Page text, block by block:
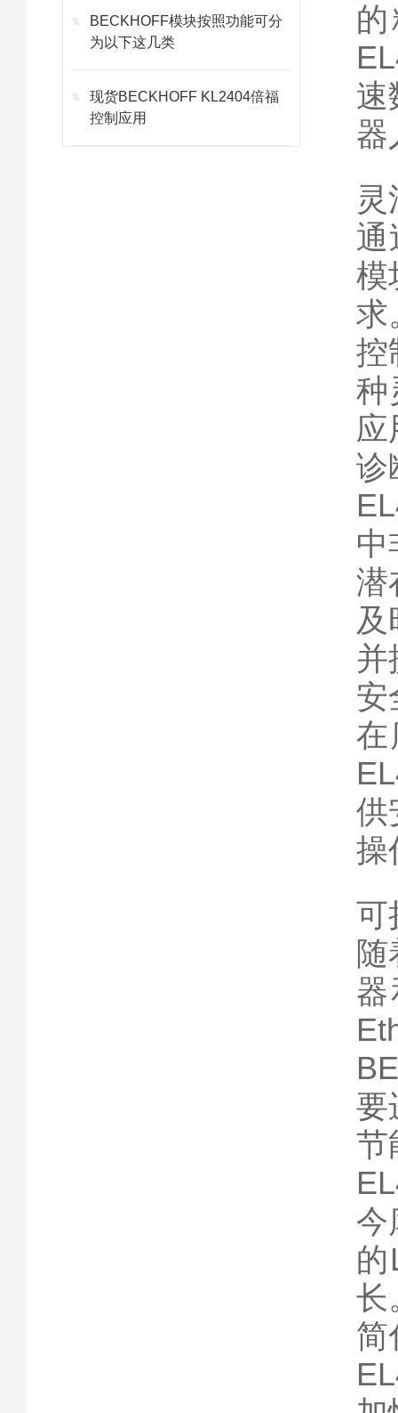
BECKHOFF模块按照功能可分
为以下这几类
现货BECKHOFF KL2404倍福
控制应用
速
器
通
模
求
控
种
应
诊
中
潜
并
安
在
供
操
可
要
节
今
长
简